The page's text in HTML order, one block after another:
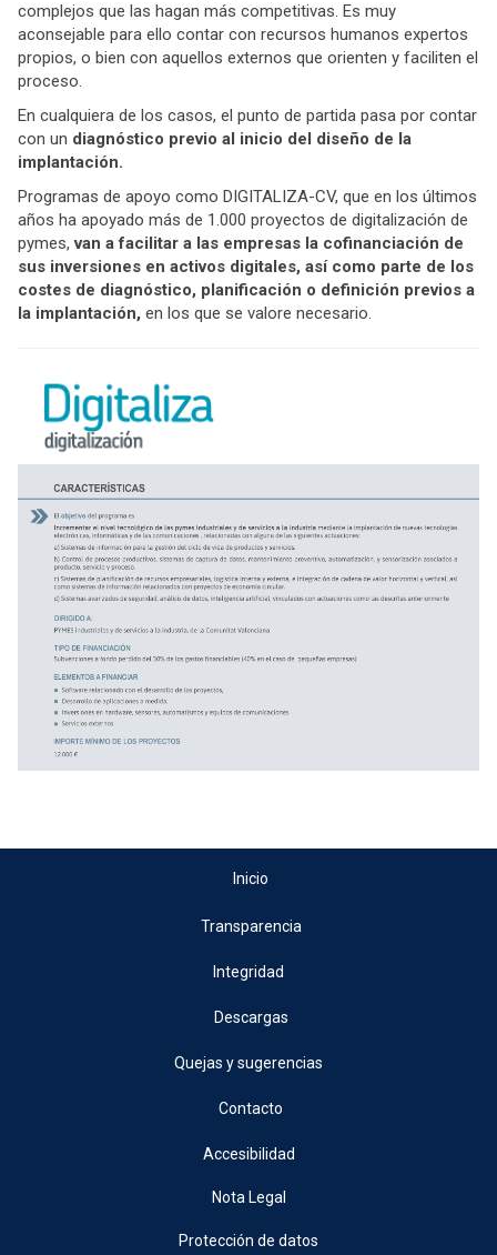
complejos que las hagan más competitivas. Es muy
aconsejable para ello contar con recursos humanos expertos
propios, o bien con aquellos externos que orienten y faciliten el
proceso.
En cualquiera de los casos, el punto de partida pasa por contar
con un diagnóstico previo al inicio del diseño de la
implantación.
Programas de apoyo como DIGITALIZA-CV, que en los últimos
años ha apoyado más de 1.000 proyectos de digitalización de
pymes,van a facilitar a las empresas la cofinanciación de
sus inversiones en activos digitales, así como parte de los
costes de diagnóstico, planificación o definición previos a
la implantación, en los que se valore necesario.
Inicio
Transparencia
Integridad
Descargas
Quejas y sugerencias
Contacto
Accesibilidad
Nota Legal
Protección de datos